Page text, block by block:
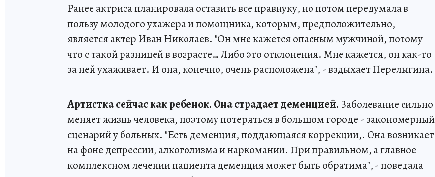
Ранее актриса планировала оставить все правнуку, но потом передумала в
пользу молодого ухажера и помощника, которым, предположительно,
является актер Иван Николаев. "Он мне кажется опасным мужчиной, потому
что с такой разницей в возрасте… Либо это отклонения. Мне кажется, он как-то
за ней ухаживает. И она, конечно, очень расположена", - вздыхает Перелыгина.
Артистка сейчас как ребенок. Она страдает деменцией. Заболевание сильно
меняет жизнь человека, поэтому потеряться в большом городе - закономерный
сценарий у больных. "Есть деменция, поддающаяся коррекции,. Она возникает
на фоне депрессии, алкоголизма и наркомании. При правильном, а главное
комплексном лечении пациента деменция может быть обратима", - поведала